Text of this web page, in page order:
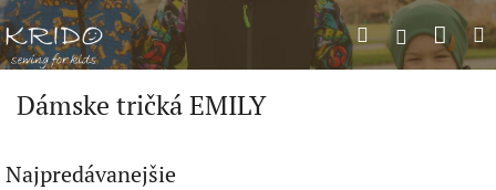
Prejsť
na
obsah
Hľadať
Dámske tričká EMILY
Najpredávanejšie